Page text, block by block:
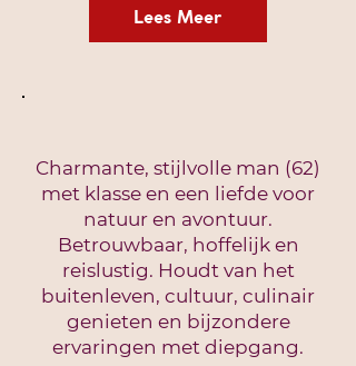
Lees Meer
Charmante, stijlvolle man (62)
met klasse en een liefde voor
natuur en avontuur.
Betrouwbaar, hoffelijk en
reislustig. Houdt van het
buitenleven, cultuur, culinair
genieten en bijzondere
ervaringen met diepgang.